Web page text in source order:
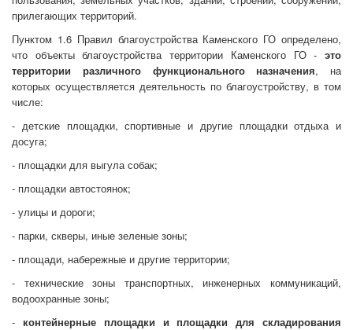
прилегающих территорий.
Пунктом 1.6 Правил благоустройства Каменского ГО определено,
что объекты благоустройства территории Каменского ГО - это
территории различного функционального назначения, на
которых осуществляется деятельность по благоустройству, в том
числе:
- детские площадки, спортивные и другие площадки отдыха и
досуга;
- площадки для выгула собак;
- площадки автостоянок;
- улицы и дороги;
- парки, скверы, иные зеленые зоны;
- площади, набережные и другие территории;
- технические зоны транспортных, инженерных коммуникаций,
водоохранные зоны;
- контейнерные площадки и площадки для складирования